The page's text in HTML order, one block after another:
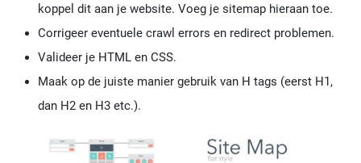
koppel dit aan je website. Voeg je sitemap hieraan toe.
Corrigeer eventuele crawl errors en redirect problemen.
Valideer je HTML en CSS.
Maak op de juiste manier gebruik van H tags (eerst H1,
dan H2 en H3 etc.).